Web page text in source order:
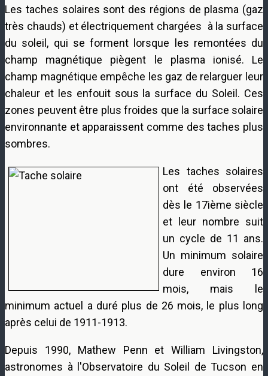
Les taches solaires sont des régions de plasma (gaz
très chauds) et électriquement chargées à la surface
du soleil, qui se forment lorsque les remontées du
champ magnétique piègent le plasma ionisé. Le
champ magnétique empêche les gaz de relarguer leur
chaleur et les enfouit sous la surface du Soleil. Ces
zones peuvent être plus froides que la surface solaire
environnante et apparaissent comme des taches plus
sombres.
Les taches solaires
ont été observées
dès le 17ième siècle
et leur nombre suit
un cycle de 11 ans.
Un minimum solaire
dure environ 16
mois, mais le
minimum actuel a duré plus de 26 mois, le plus long
après celui de 1911-1913.
Depuis 1990, Mathew Penn et William Livingston,
astronomes à l'Observatoire du Soleil de Tucson en